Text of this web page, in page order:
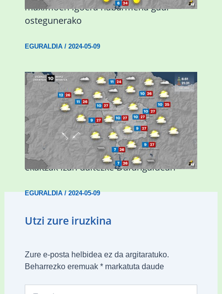
maximoen igoera nabarmena gaur
ostegunerako
EGURALDIA/ 2024-05-09
Asteburuan 25 gradu baino gehiago eta
ekaitzak izan daitezke Durangaldean
EGURALDIA/2024-05-09
Utzi zure iruzkina
Zure e-posta helbidea ez da argitaratuko.
Beharrezko eremuak *markatuta daude